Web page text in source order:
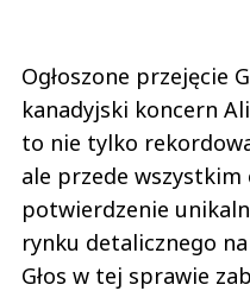
Ogłoszone przejęcie
kanadyjski koncern
to nie tylko
ale przede wszystkim
potwierdzenie
rynku detalicznego
Głos w tej sprawie